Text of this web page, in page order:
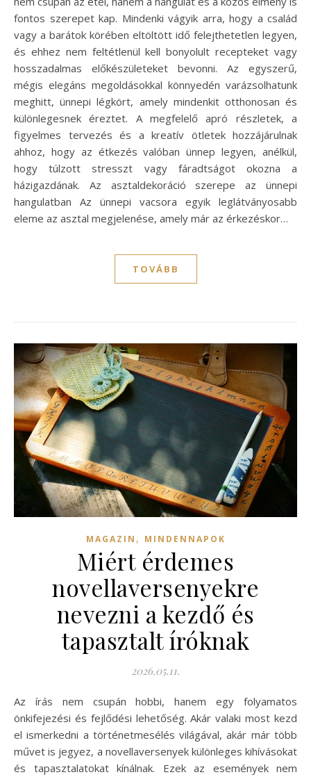
fontos szerepet kap. Mindenki vágyik arra, hogy a család
vagy a barátok körében eltöltött idő felejthetetlen legyen,
és ehhez nem feltétlenül kell bonyolult recepteket vagy
hosszadalmas előkészületeket bevonni. Az egyszerű,
mégis elegáns megoldásokkal könnyedén varázsolhatunk
meghitt, ünnepi légkört, amely mindenkit otthonosan és
különlegesnek éreztet. A megfelelő apró részletek, a
figyelmes tervezés és a kreatív ötletek hozzájárulnak
ahhoz, hogy az étkezés valóban ünnep legyen, anélkül,
hogy túlzott stresszt vagy fáradtságot okozna a
házigazdának. Az asztaldekoráció szerepe az ünnepi
hangulatban Az ünnepi vacsora egyik leglátványosabb
eleme az asztal megjelenése, amely már az érkezéskor…
TOVÁBB
MAGAZIN , MINDENNAPOK
Miért érdemes
novellaversenyekre
nevezni a kezdő és
tapasztalt íróknak
2026.05.11.
Az írás nem csupán hobbi, hanem egy folyamatos
önkifejezési és fejlődési lehetőség. Akár valaki most kezd
el ismerkedni a történetmesélés világával, akár már több
művet is jegyez, a novellaversenyek különleges kihívásokat
és tapasztalatokat kínálnak. Ezek az események nem